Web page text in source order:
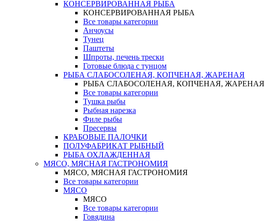
КОНСЕРВИРОВАННАЯ РЫБА
КОНСЕРВИРОВАННАЯ РЫБА
Все товары категории
Анчоусы
Тунец
Паштеты
Шпроты, печень трески
Готовые блюда с тунцом
РЫБА СЛАБОСОЛЕНАЯ, КОПЧЕНАЯ, ЖАРЕНАЯ
РЫБА СЛАБОСОЛЕНАЯ, КОПЧЕНАЯ, ЖАРЕНАЯ
Все товары категории
Тушка рыбы
Рыбная нарезка
Филе рыбы
Пресервы
КРАБОВЫЕ ПАЛОЧКИ
ПОЛУФАБРИКАТ РЫБНЫЙ
РЫБА ОХЛАЖДЕННАЯ
МЯСО, МЯСНАЯ ГАСТРОНОМИЯ
МЯСО, МЯСНАЯ ГАСТРОНОМИЯ
Все товары категории
МЯСО
МЯСО
Все товары категории
Говядина